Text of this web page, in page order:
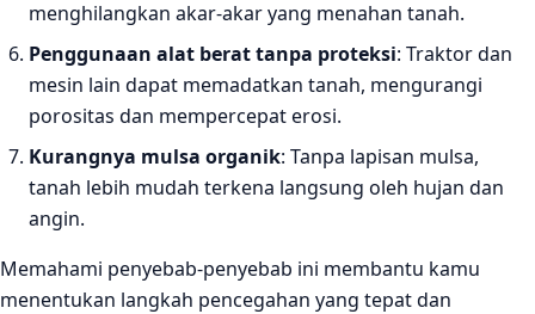
menghilangkan akar-akar yang menahan tanah.
Penggunaan alat berat tanpa proteksi: Traktor dan
mesin lain dapat memadatkan tanah, mengurangi
porositas dan mempercepat erosi.
Kurangnya mulsa organik: Tanpa lapisan mulsa,
tanah lebih mudah terkena langsung oleh hujan dan
angin.
Memahami penyebab‑penyebab ini membantu kamu
menentukan langkah pencegahan yang tepat dan